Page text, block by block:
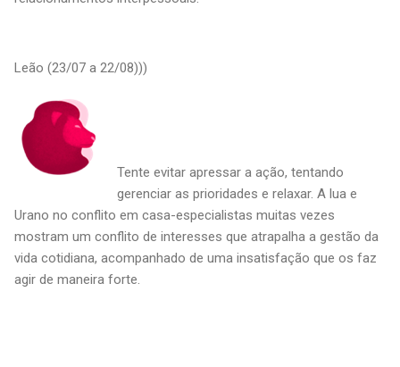
Leão (23/07 a 22/08)))
Tente evitar apressar a ação, tentando
gerenciar as prioridades e relaxar. A lua e
Urano no conflito em casa-especialistas muitas vezes
mostram um conflito de interesses que atrapalha a gestão da
vida cotidiana, acompanhado de uma insatisfação que os faz
agir de maneira forte.